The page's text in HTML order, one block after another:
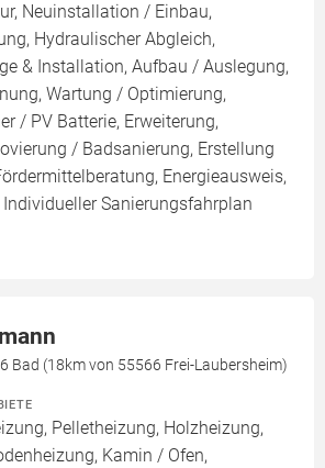
Neuinstallation / Einbau,
Hydraulischer Abgleich,
& Installation, Aufbau / Auslegung,
Wartung / Optimierung,
/ PV Batterie, Erweiterung,
/ Badsanierung, Erstellung
Energieausweis,
Sanierungsfahrplan
Bad (18km von 55566 Frei-Laubersheim)
Pelletheizung, Holzheizung,
Kamin / Ofen,